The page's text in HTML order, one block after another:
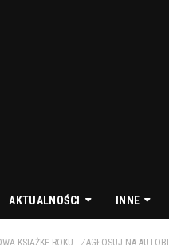
AKTUALNOŚCI INNE
KSIĄŻKĘ ROKU - ZAGŁOSUJ NA